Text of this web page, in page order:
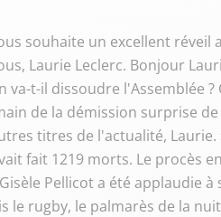
souhaite un excellent
Laurie Leclerc. Bonjour
va-t-il dissoudre l'Assemblée
de la démission surprise
titres de l'actualité,
fait 1219 morts. Le procès
Pellicot a été applaudie
le rugby, le palmarès de la